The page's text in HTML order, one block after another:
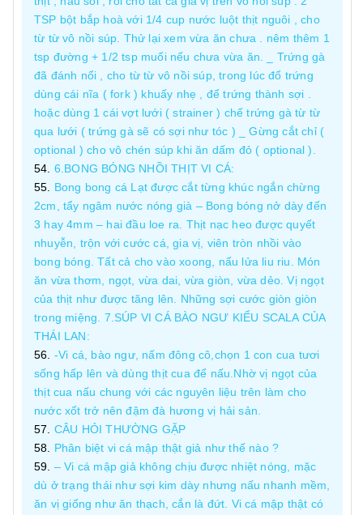
TSP bột bắp hoà với 1/4 cup nước luột thịt nguôi , cho
từ từ vô nồi súp. Thử lại xem vừa ăn chưa . nêm thêm 1
tsp đường + 1/2 tsp muối nếu chưa vừa ăn. _ Trứng gà
đã đánh nổi , cho từ từ vô nồi súp, trong lúc đổ trứng
dùng cái nĩa ( fork ) khuấy nhẹ , để trứng thành sợi .
hoặc dùng 1 cái vợt lưới ( strainer ) chế trứng gà từ từ
qua lưới ( trứng gà sẽ có sợi như tóc ) _ Gừng cắt chỉ (
optional ) cho vô chén súp khi ăn dấm đỏ ( optional ).
6.BONG BÓNG NHỒI THỊT VI CÁ:
Bong bong cá Lạt được cắt từng khúc ngắn chừng
2cm, tẩy ngâm nước nóng già – Bong bóng nở dày đến
3 hay 4mm – hai đầu loe ra. Thịt nạc heo được quyết
nhuyễn, trộn với cước cá, gia vị, viên tròn nhồi vào
bong bóng. Tất cả cho vào xoong, nấu lửa liu riu. Món
ăn vừa thơm, ngọt, vừa dai, vừa giòn, vừa dẻo. Vị ngọt
của thịt như được tăng lên. Những sợi cước giòn giòn
trong miệng. 7.SÚP VI CÁ BÀO NGƯ KIỂU SCALA CỦA
THÁI LAN:
-Vi cá, bào ngư, nấm đông cô,chọn 1 con cua tươi
sống hấp lên và dùng thịt cua để nấu.Nhờ vị ngọt của
thịt cua nấu chung với các nguyên liệu trên làm cho
nước xốt trở nên đậm đà hương vị hải sản.
CÂU HỎI THƯỜNG GẶP
Phân biệt vi cá mập thật giả như thế nào ?
– Vi cá mập giả không chịu được nhiệt nóng, mặc
dù ở trạng thái như sợi kim dày nhưng nấu nhanh mềm,
ăn vị giống như ăn thạch, cắn là đứt. Vi cá mập thật có